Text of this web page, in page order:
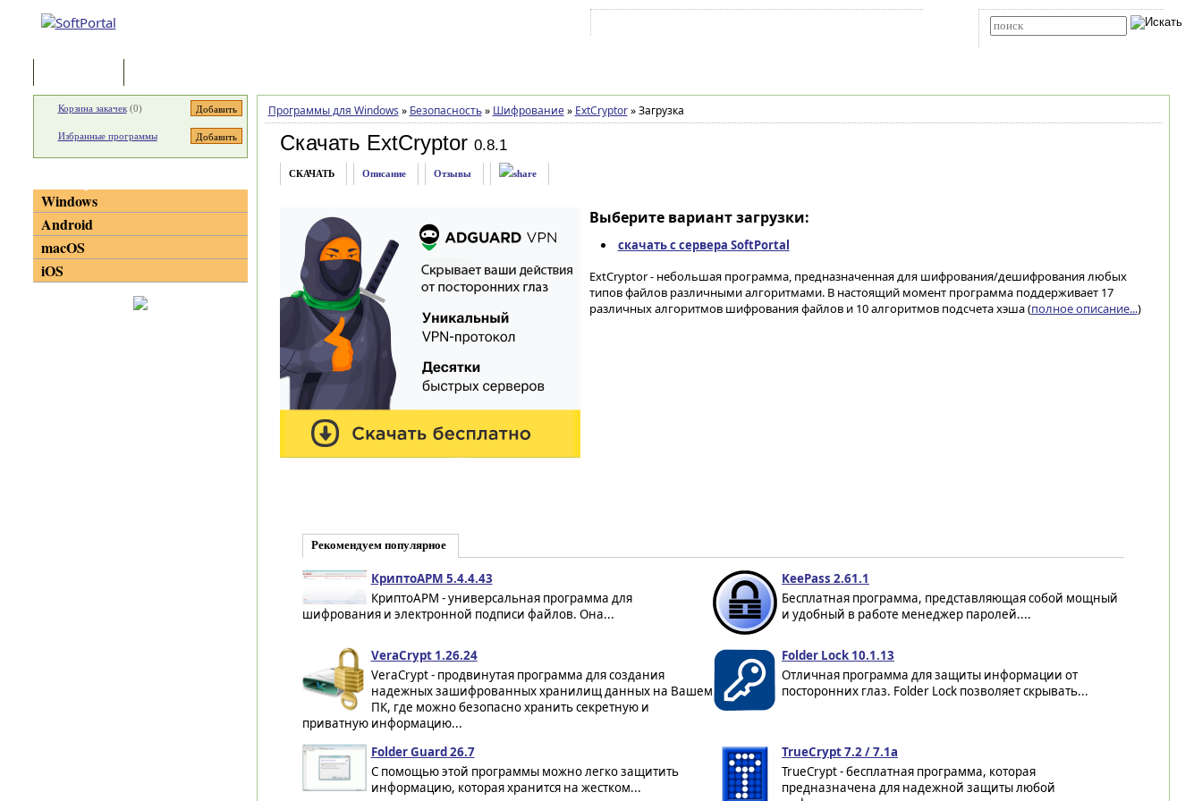
Программы для Windows » Безопасность » Шифрование » ExtCryptor »Загрузка
Скачать ExtCryptor 0.8.1
СКАЧАТЬ Описание Отзывы
Выберите вариант загрузки:
скачать с сервера SoftPortal
ExtCryptor - небольшая программа, предназначенная для шифрования/дешифрования любых
типов файлов различными алгоритмами. В настоящий момент программа поддерживает 17
различных алгоритмов шифрования файлов и 10 алгоритмов подсчета хэша (полное описание...)
Рекомендуем популярное
КриптоАРМ 5.4.4.43
КриптоАРМ - универсальная программа для
шифрования и электронной подписи файлов. Она...
KeePass 2.61.1
Бесплатная программа, представляющая собой мощный
и удобный в работе менеджер паролей....
VeraCrypt 1.26.24
VeraCrypt - продвинутая программа для создания
надежных зашифрованных хранилищ данных на Вашем
ПК, где можно безопасно хранить секретную и
приватную информацию...
Folder Lock 10.1.13
Отличная программа для защиты информации от
посторонних глаз. Folder Lock позволяет скрывать...
Folder Guard 26.7
С помощью этой программы можно легко защитить
информацию, которая хранится на жестком...
TrueCrypt 7.2 / 7.1a
TrueCrypt - бесплатная программа, которая
предназначена для надежной защиты любой
Корзина закачек(0)
Избранные программы
Windows
Android
macOS
iOS